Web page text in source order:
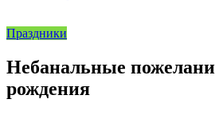
Праздники
Небанальные
рождения